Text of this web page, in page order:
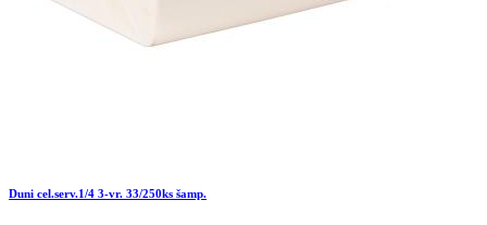
Duni cel.serv.1/4 3-vr. 33/250ks šamp.